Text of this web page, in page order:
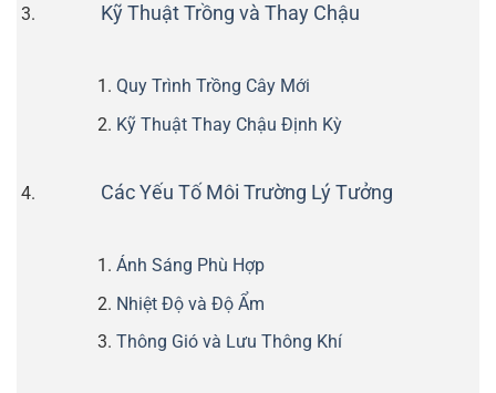
Kỹ Thuật Trồng và Thay Chậu
Quy Trình Trồng Cây Mới
Kỹ Thuật Thay Chậu Định Kỳ
Các Yếu Tố Môi Trường Lý Tưởng
Ánh Sáng Phù Hợp
Nhiệt Độ và Độ Ẩm
Thông Gió và Lưu Thông Khí